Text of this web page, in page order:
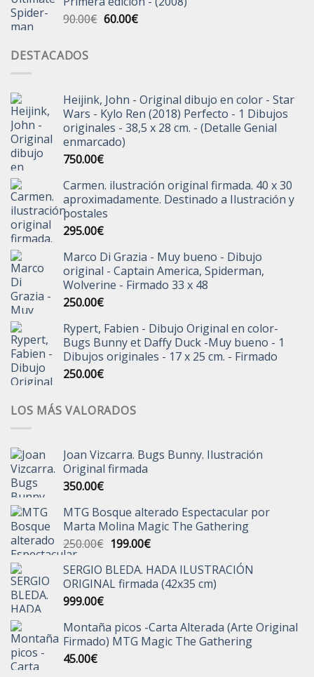
90.00€ El
60.00€El
DESTACADOS
Heijink, John - Original dibujo en color - Star
Wars - Kylo Ren (2018) Perfecto - 1 Dibujos
originales - 38,5 x 28 cm. - (Detalle Genial
enmarcado)
750.00€
Carmen. ilustración original firmada. 40 x 30
aproximadamente. Destinado a Ilustración y
postales
295.00€
Marco Di Grazia - Muy bueno - Dibujo
original - Captain America, Spiderman,
Wolverine - Firmado 33 x 48
250.00€
Rypert, Fabien - Dibujo Original en color-
Bugs Bunny et Daffy Duck -Muy bueno - 1
Dibujos originales - 17 x 25 cm. - Firmado
250.00€
LOS MÁS VALORADOS
Joan Vizcarra. Bugs Bunny. Ilustración
Original firmada
350.00€
MTG Bosque alterado Espectacular por
Marta Molina Magic The Gathering
250.00€ El
original
era:
199.00€El
actual
es:
SERGIO BLEDA. HADA ILUSTRACIÓN
ORIGINAL firmada (42x35 cm)
999.00€
Montaña picos -Carta Alterada (Arte Original
Firmado) MTG Magic The Gathering
45.00€